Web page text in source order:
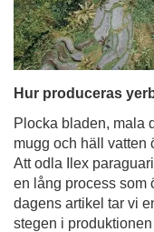
Hur produceras
Plocka bladen, mala
mugg och häll vatten
Att odla Ilex
en lång process som
dagens artikel tar vi
stegen i produktionen